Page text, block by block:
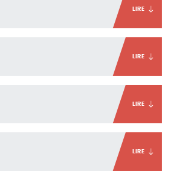
LIRE
LIRE
LIRE
LIRE